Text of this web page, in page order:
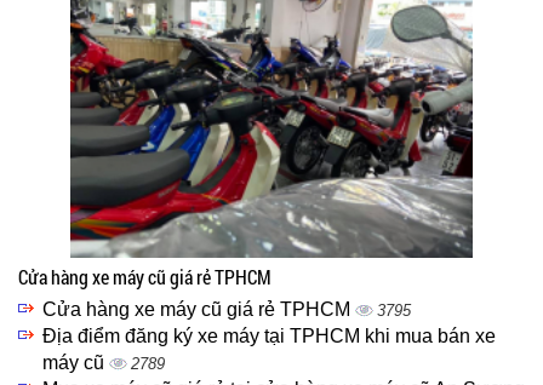
Cửa hàng xe máy cũ giá rẻ TPHCM
Cửa hàng xe máy cũ giá rẻ TPHCM 3795
Địa điểm đăng ký xe máy tại TPHCM khi mua bán xe
máy cũ
2789